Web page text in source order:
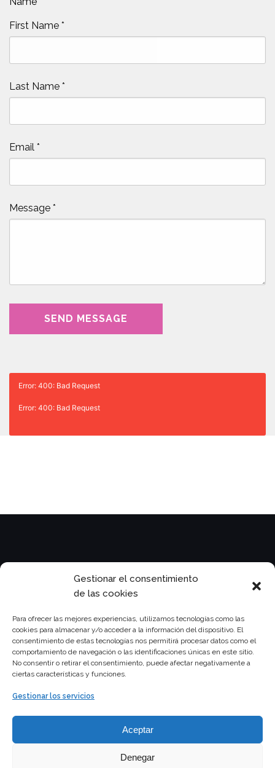
Gestionar el consentimiento
de las cookies
Para ofrecer las mejores experiencias, utilizamos tecnologías como las
cookies para almacenar y/o acceder a la información del dispositivo. El
consentimiento de estas tecnologías nos permitirá procesar datos como el
comportamiento de navegación o las identificaciones únicas en este sitio.
No consentir o retirar el consentimiento, puede afectar negativamente a
ciertas características y funciones.
Gestionar los servicios
Aceptar
Denegar
First Name *
Last Name *
Email *
Message *
Error: 400: Bad Request
Error: 400: Bad Request
Privacy Policy
LadyBoaty sccarrer des cos 3a 2d07550 Son Servera